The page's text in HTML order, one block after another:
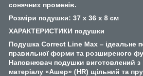
сонячних променів.
Розміри подушки: 37 х 36 х 8 см
ХАРАКТЕРИСТИКИ подушки
Подушка Correct Line Max – ідеальне
правильної форми та розширеного
Наповнювач подушки виготовлений з
матеріалу «Ашер» (HR) щільний та